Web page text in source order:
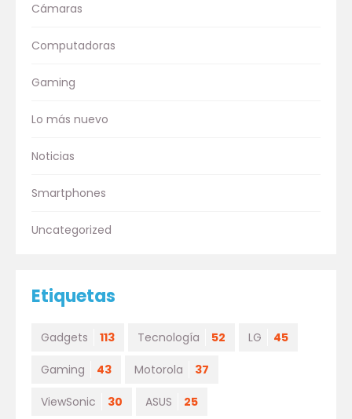
Cámaras
Computadoras
Gaming
Lo más nuevo
Noticias
Smartphones
Uncategorized
Etiquetas
Gadgets 113 Tecnología 52 LG 45
Gaming 43 Motorola 37
ViewSonic 30 ASUS 25